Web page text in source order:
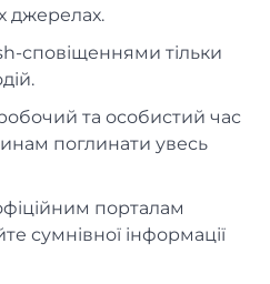
джерелах.
сповіщеннями тільки
та особистий час
поглинати увесь
порталам
сумнівної інформації